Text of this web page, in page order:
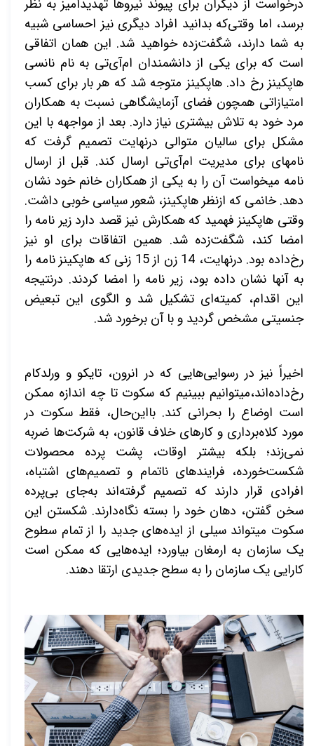
درخواست از دیگران برای پیوند نیروها تهدیدآمیز به نظر
برسد، اما وقتی‌که بدانید افراد دیگری نیز احساسی شبیه
به شما دارند، شگفت‌­زده خواهید شد. این همان اتفاقی
است که برای یکی از دانشمندان ام­‌آی‌­تی به نام نانسی
هاپکینز رخ داد. هاپکینز متوجه شد که هر بار برای کسب
امتیازاتی همچون فضای آزمایشگاهی نسبت به همکاران
مرد خود به تلاش بیشتری نیاز دارد. بعد از مواجهه با این
مشکل برای سالیان متوالی درنهایت تصمیم گرفت که
نامه­ای برای مدیریت ام­‌آی‌­تی ارسال کند. قبل از ارسال
نامه می­خواست آن را به یکی از همکاران خانم خود نشان
دهد. خانمی که ازنظر هاپکینز، شعور سیاسی خوبی داشت.
وقتی هاپکینز فهمید که همکارش نیز قصد دارد زیر نامه را
امضا کند، شگفت­‌زده شد. همین اتفاقات برای او نیز
رخ‌داده بود. درنهایت، 14 زن از 15 زنی که هاپکینز نامه را
به آن­ها نشان داده بود، زیر نامه را امضا کردند. درنتیجه
این اقدام، کمیته­‌ای تشکیل شد و الگوی این تبعیض
جنسیتی مشخص گردید و با آن برخورد شد.
اخیراً نیز در رسوایی‌­هایی که در انرون، تایکو و ورلدکام
رخ‌داده‌اند،می­توانیم ببینیم که سکوت تا چه اندازه ممکن
است اوضاع را بحرانی کند. بااین‌حال، فقط سکوت در
مورد کلاه‌برداری و کارهای خلاف قانون، به شرکت‌­ها ضربه
نمی­‌زند؛ بلکه بیشتر اوقات، پشت پرده محصولات
شکست‌­خورده، فرایندهای ناتمام و تصمیم­‌های اشتباه،
افرادی قرار دارند که تصمیم گرفته‌­اند به‌جای بی‌­پرده
سخن گفتن، دهان خود را بسته نگاه‌دارند. شکستن این
سکوت می­تواند سیلی از ایده‌­های جدید را از تمام سطوح
یک سازمان به ارمغان بیاورد؛ ایده­‌هایی که ممکن است
کارایی یک سازمان را به سطح جدیدی ارتقا دهند.